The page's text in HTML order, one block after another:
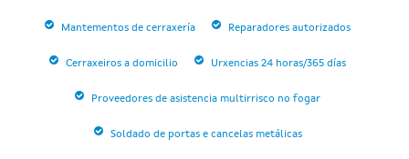
Mantementos de cerraxería Reparadores autorizados
Cerraxeiros a domicilio Urxencias 24 horas/365 días
Proveedores de asistencia multirrisco no fogar
Soldado de portas e cancelas metálicas